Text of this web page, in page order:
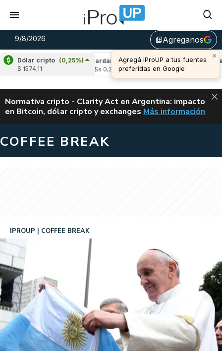
9/8/2026 library_addAgreganos
×
Agregá iProUP a tus fuentes
preferidas en Google
Dólar cripto (0,25%)
$ 1574,11
(0,22%)
Cardano (-1,54%)
u$s 0,20
Avalanche
(-
u$s 6,46
ALERTA
Normativa cripto - Clarity Act en Argentina: impacto
en Bitcoin, dólar cripto y exchanges CLARITY ACT EN
Más información
COFFEE BREAK
IPROUP COFFEE BREAK